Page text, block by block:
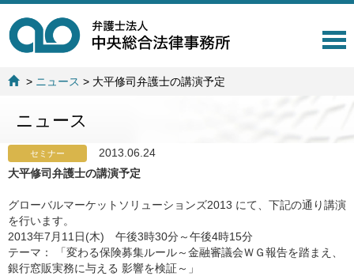
T
a
o
> ニュース > 大平修司弁護士の講演予定
ニュース
セミナー
2013.06.24
大平修司弁護士の講演予定
グローバルマーケットソリューションズ2013 にて、下記の通り講演
を行います。
2013年7月11日(木) 午後3時30分～午後4時15分
テーマ： 「変わる保険募集ルール～金融審議会ＷＧ報告を踏まえ、
銀行窓販実務に与える 影響を検証～」